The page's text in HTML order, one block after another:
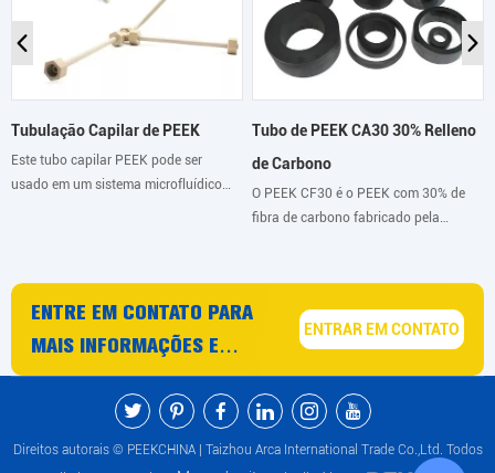
Tubulação Capilar de PEEK
Este tubo capilar PEEK pode ser
usado em um sistema microfluídico
fluídica.
Tubo de PEEK CA30 30% Relleno
de Carbono
O PEEK CF30 é o PEEK com 30% de
fibra de carbono fabricado pela
alto nível de rigidez e resistência à
fluência.
ENTRE EM CONTATO PARA
MAIS INFORMAÇÕES E
CONSELHOS SOBRE
PRODUTOS E SERVIÇOS PEEK
ENTRAR EM CONTATO
Direitos autorais © PEEKCHINA | Taizhou Arca International Trade Co.,Ltd. Todos